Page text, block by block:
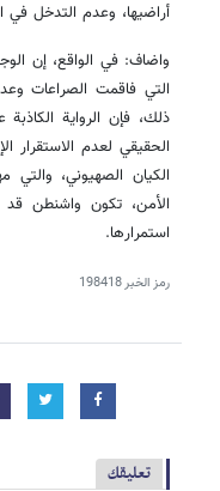
أراضيها، وعدم التدخل في
واضاف: في الواقع، إن
التي فاقمت الصراعات
ذلك، فإن الرواية
الحقيقي لعدم الاستقرار
الكيان الصهيوني، والتي
الأمن، تكون واشنطن قد
استمرارها.
رمز الخبر198418
تعليقك